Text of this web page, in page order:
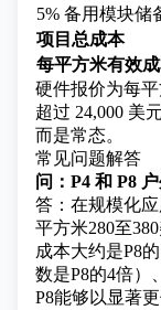
5% 备用模块储
项目总成本
每平方米有效
硬件报价为每
超过 24,000 美
而是常态。
常见问题解答
问：P4 和 P8
答：在规模化
平方米280至
成本大约是P8
数是P8的4倍）
P8能够以显著